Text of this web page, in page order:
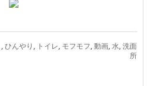
,ひんやり , トイレ, モフモフ,動画,水,洗面
所